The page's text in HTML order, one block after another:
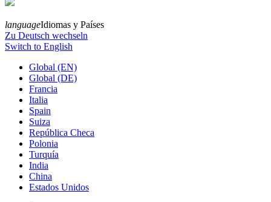
languageIdiomas y Países
Zu Deutsch wechseln
Switch to English
Global (EN)
Global (DE)
Francia
Italia
Spain
Suiza
República Checa
Polonia
Turquía
India
China
Estados Unidos